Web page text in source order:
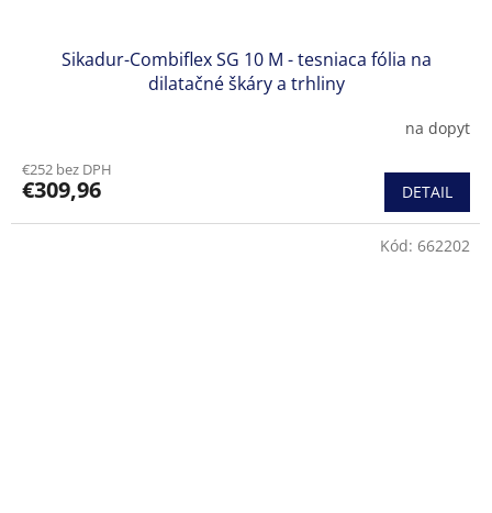
Sikadur-Combiflex SG 10 M - tesniaca fólia na
dilatačné škáry a trhliny
na dopyt
€252 bez DPH
€309,96 DETAIL
Kód: 662202